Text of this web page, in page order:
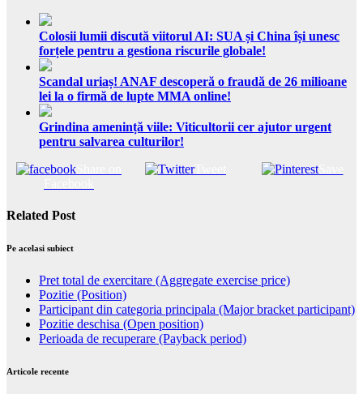
Colosii lumii discută viitorul AI: SUA și China își unesc
forțele pentru a gestiona riscurile globale!
Scandal uriaș! ANAF descoperă o fraudă de 26 milioane
lei la o firmă de lupte MMA online!
Grindina amenință viile: Viticultorii cer ajutor urgent
pentru salvarea culturilor!
Tweet Save
Related Post
Pe acelasi subiect
Pret total de exercitare (Aggregate exercise price)
Pozitie (Position)
Participant din categoria principala (Major bracket participant)
Pozitie deschisa (Open position)
Perioada de recuperare (Payback period)
Articole recente